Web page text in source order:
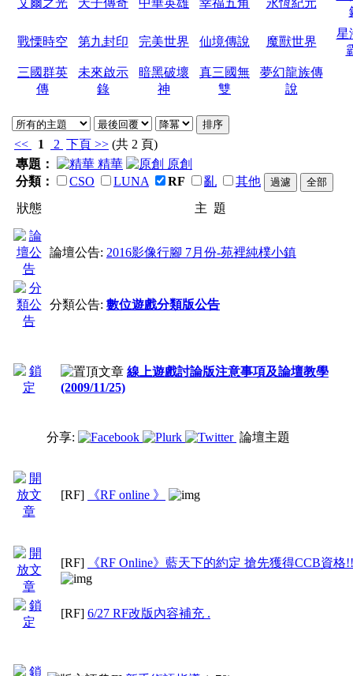
艾爾之光 天子傳奇 中華英雄 幸福五角 永恆紀元
戰慄時空 第九封印 完美世界 仙境傳說 魔獸世界
星
三國群英
傳
未來啟示
錄
暗黑破壞
神
真三國無
雙
夢幻龍族傳
說
<< 1 2 下頁 >> (共 2 頁)
專題：
精華
原創
分類：
CSO LUNA RF 亂
其他
狀態
主 題
論壇公告: 2016影像行腳 7月份-苑裡純樸小鎮
分類公告: 數位遊戲分類版公告
線上遊戲討論版注意事項及論壇教學
(2009/11/25)
分享: 論壇主題
[RF] 《RF online 》
[RF] 《RF Online》藍天下的約定 搶先獲得CCB資格!!
[RF] 6/27 RF改版內容補充 .